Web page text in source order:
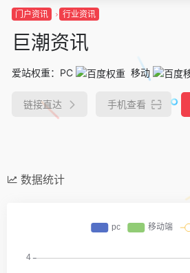
门户资讯 行业资讯
巨潮资讯
爱站权重： PC 移动
链接直达 手机查看
数据统计